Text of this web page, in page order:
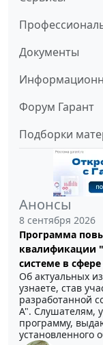
Документы
Форум Гарант
Подборки
Анонсы
8 сентября 2026
Программа
квалификации
системе в
Об актуальных
узнаете, став
разработанной
А". Слушателям,
программу,
установленного